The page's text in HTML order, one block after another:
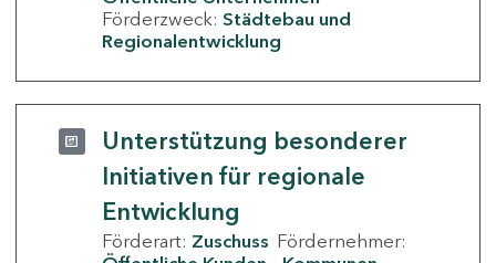
Förderzweck: Städtebau und
Regionalentwicklung
Unterstützung besonderer
Initiativen für regionale
Entwicklung
Förderart: Zuschuss Fördernehmer: